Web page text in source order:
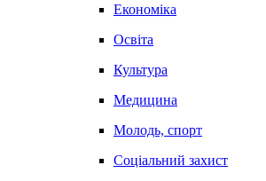
Економіка
Освіта
Культура
Медицина
Молодь, спорт
Соціальний захист